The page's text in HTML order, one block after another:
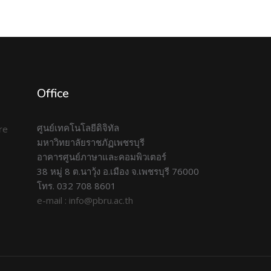
Office
ศูนย์เทคโนโลยีดิจิทัล
มหาวิทยาลัยราชภัฏเพชรบุรี
อาคารศูนย์ภาษาและคอมพิวเตอร์
38 หมู่ 8 ต.นาวุ้ง อ.เมือง จ.เพชรบุรี 76000
โทร. 032 708 8601
e-mail : info@pbru.ac.th